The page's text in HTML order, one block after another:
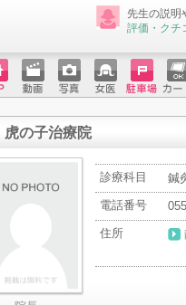
最新の口コミ
先生の説明
評価・クチ
ム
ジ
動画 写真 女医 駐車場ク
ッ
虎の子治療院
診療科目
鍼
電話番号
住所